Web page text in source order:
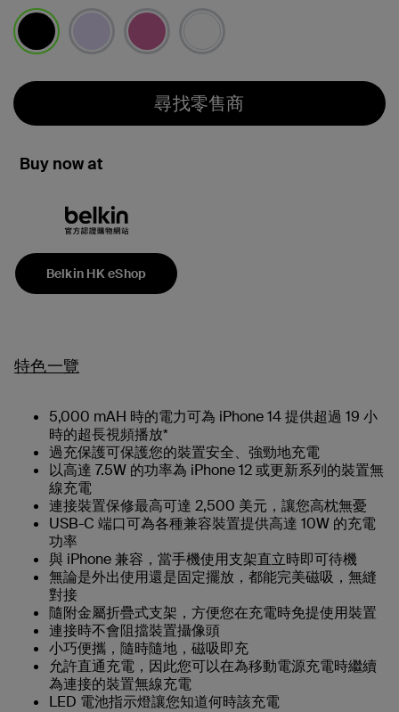
尋找零售商
Buy now at
Belkin HK eShop
特色一覽
5,000 mAH 時的電力可為 iPhone 14 提供超過 19 小
時的超長視頻播放*
過充保護可保護您的裝置安全、強勁地充電
以高達 7.5W 的功率為 iPhone 12 或更新系列的裝置無
線充電
連接裝置保修最高可達 2,500 美元，讓您高枕無憂
USB-C 端口可為各種兼容裝置提供高達 10W 的充電
功率
與 iPhone 兼容，當手機使用支架直立時即可待機
無論是外出使用還是固定擺放，都能完美磁吸，無縫
對接
隨附金屬折疊式支架，方便您在充電時免提使用裝置
連接時不會阻擋裝置攝像頭
小巧便攜，隨時隨地，磁吸即充
允許直通充電，因此您可以在為移動電源充電時繼續
為連接的裝置無線充電
LED 電池指示燈讓您知道何時該充電